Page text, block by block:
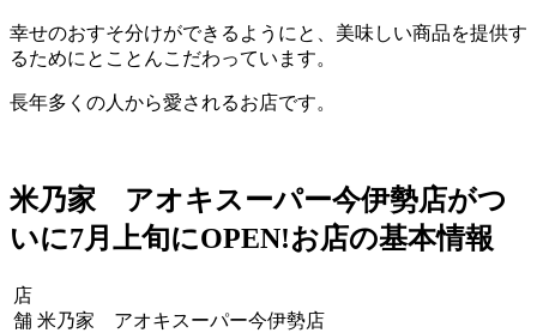
幸せのおすそ分けができるようにと、美味しい商品を提供す
るためにとことんこだわっています。
長年多くの人から愛されるお店です。
米乃家 アオキスーパー今伊勢店が​​つ
いに7月上旬にOPEN!お店の基本情報
店
舗 米乃家 アオキスーパー今伊勢店